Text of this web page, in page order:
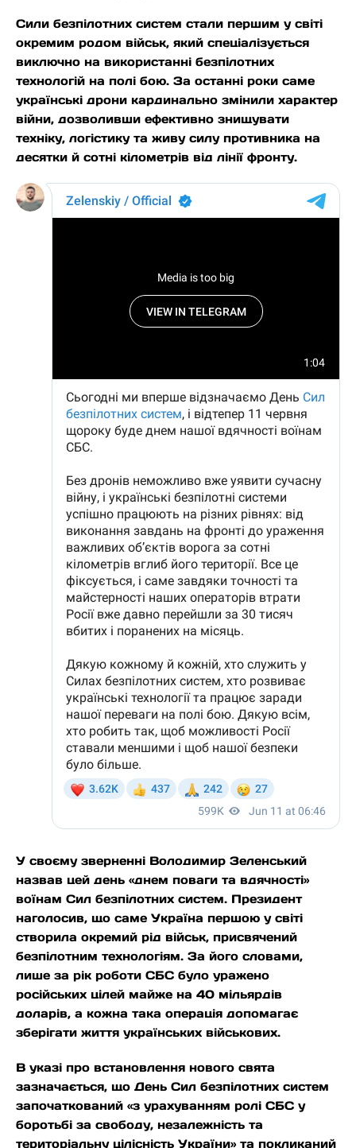
Сили безпілотних систем стали першим у світі
окремим родом військ, який спеціалізується
виключно на використанні безпілотних
технологій на полі бою. За останні роки саме
українські дрони кардинально змінили характер
війни, дозволивши ефективно знищувати
техніку, логістику та живу силу противника на
десятки й сотні кілометрів від лінії фронту.
У своєму зверненні Володимир Зеленський
назвав цей день «днем поваги та вдячності»
воїнам Сил безпілотних систем. Президент
наголосив, що саме Україна першою у світі
створила окремий рід військ, присвячений
безпілотним технологіям. За його словами,
лише за рік роботи СБС було уражено
російських цілей майже на 40 мільярдів
доларів, а кожна така операція допомагає
зберігати життя українських військових.
В указі про встановлення нового свята
зазначається, що День Сил безпілотних систем
започаткований «з урахуванням ролі СБС у
боротьбі за свободу, незалежність та
територіальну цілісність України» та покликаний